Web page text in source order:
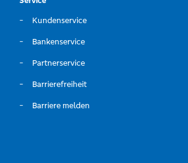
Kundenservice
Bankenservice
Partnerservice
Barrierefreiheit
Barriere melden